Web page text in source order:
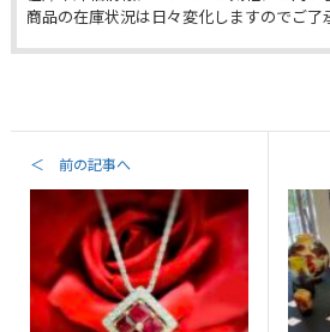
商品の在庫状況は日々変化しますのでご了
＜ 前の記事へ